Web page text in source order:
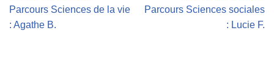
Parcours Sciences de la vie
: Agathe B.
Parcours Sciences sociales
: Lucie F.